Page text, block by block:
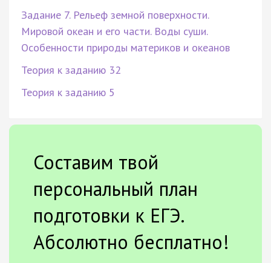
Задание 7. Рельеф земной поверхности.
Мировой океан и его части. Воды суши.
Особенности природы материков и океанов
Теория к заданию 32
Теория к заданию 5
Составим твой
персональный план
подготовки к ЕГЭ.
Абсолютно бесплатно!